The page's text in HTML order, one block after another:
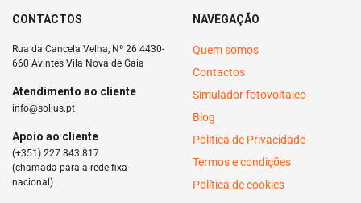
CONTACTOS
Rua da Cancela Velha, Nº 26 4430-
660 Avintes Vila Nova de Gaia
Atendimento ao cliente
info@solius.pt
Apoio ao cliente
(+351) 227 843 817
(chamada para a rede fixa
nacional)
NAVEGAÇÃO
Quem somos
Contactos
Simulador fotovoltaico
Blog
Politica de Privacidade
Termos e condições
Política de cookies